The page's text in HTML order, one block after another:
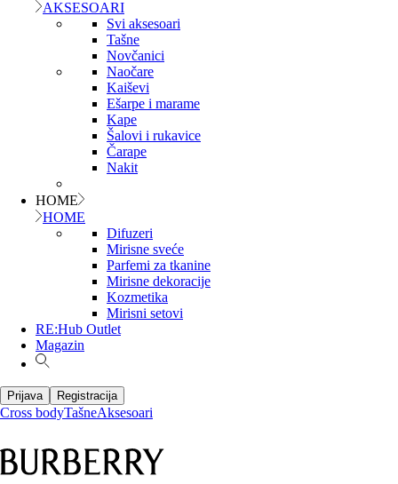
AKSESOARI
Svi aksesoari
Tašne
Novčanici
Naočare
Kaiševi
Ešarpe i marame
Kape
Šalovi i rukavice
Čarape
Nakit
HOME
HOME
Difuzeri
Mirisne sveće
Parfemi za tkanine
Mirisne dekoracije
Kozmetika
Mirisni setovi
RE:Hub Outlet
Magazin
Prijava Registracija
Cross bodyTašneAksesoari